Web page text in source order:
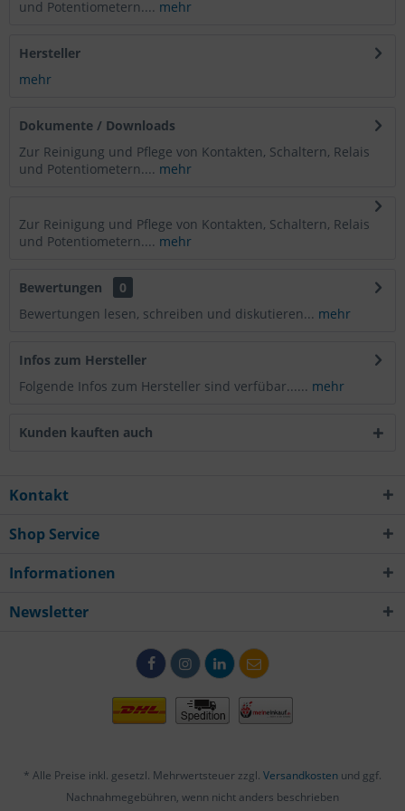
und Potentiometern.... mehr
Hersteller
mehr
Dokumente / Downloads
Zur Reinigung und Pflege von Kontakten, Schaltern, Relais
und Potentiometern.... mehr
Zur Reinigung und Pflege von Kontakten, Schaltern, Relais
und Potentiometern.... mehr
Bewertungen
0
Bewertungen lesen, schreiben und diskutieren... mehr
Infos zum Hersteller
Folgende Infos zum Hersteller sind verfübar...... mehr
Kunden kauften auch
Kontakt
Shop Service
Informationen
Newsletter
* Alle Preise inkl. gesetzl. Mehrwertsteuer zzgl. Versandkosten und ggf.
Nachnahmegebühren, wenn nicht anders beschrieben